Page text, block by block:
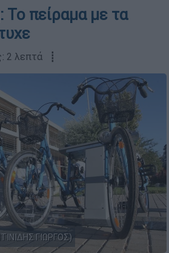
Το πείραμα με τα
2 λεπτά ┋
ΓΙΩΡΓΟΣ)